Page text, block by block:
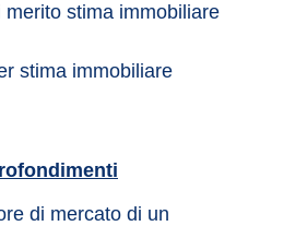
merito stima immobiliare
stima immobiliare
di mercato di un